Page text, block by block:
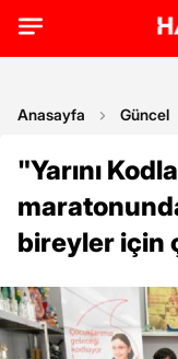
Anasayfa Güncel
"Yarını
bireyler için